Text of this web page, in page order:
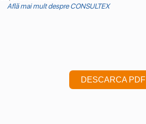
Află mai mult despre CONSULTEX
DESCARCA PDF